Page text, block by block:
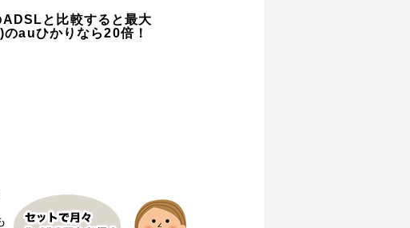
と比較すると最大
auひかりなら20倍！